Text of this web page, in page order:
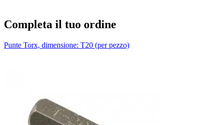
Completa il tuo ordine
Punte Torx, dimensione: T20 (per pezzo)